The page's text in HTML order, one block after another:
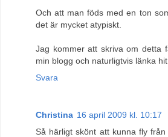
Och att man föds med en ton
det är mycket atypiskt.
Jag kommer att skriva om detta
min blogg och naturligtvis länka
Svara
Christina 16 april 2009 kl. 10:17
Så härligt skönt att kunna fly